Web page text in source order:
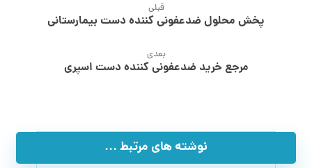
قبلی
پخش محلول ضدعفونی کننده دست بیمارستانی
بعدی
مرجع خرید ضدعفونی کننده دست اسپری
نوشته های مرتبط ...